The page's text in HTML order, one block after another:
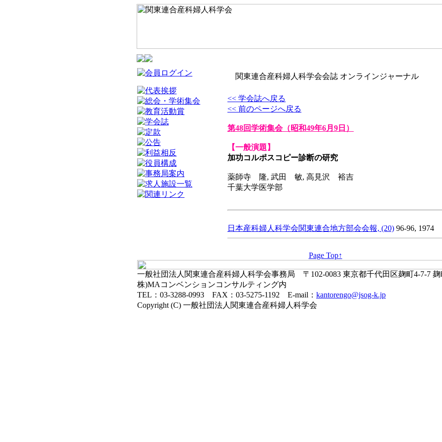
関東連合産科婦人科学会会誌 オンラインジャーナル
<< 学会誌へ戻る
<< 前のページへ戻る
第48回学術集会（昭和49年6月9日）
【一般演題】
加功コルポスコピー診断の研究
薬師寺 隆, 武田 敏, 高見沢 裕吉
千葉大学医学部
日本産科婦人科学会関東連合地方部会会報, (20) 96-96, 1974
Page Top↑
一般社団法人関東連合産科婦人科学会事務局 〒102-0083 東京都千代田区麹町4-7-7
株)MAコンベンションコンサルティング内
TEL：03-3288-0993 FAX：03-5275-1192 E-mail： kantorengo@jsog-k.jp
Copyright (C) 一般社団法人関東連合産科婦人科学会